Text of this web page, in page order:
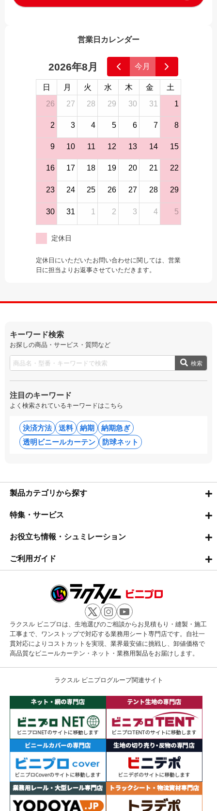
営業日カレンダー
2026年8月 今月
日 月 火 水 木 金
土
26
27 28 29 30 31 1
2 3 4 5 6 7 8
9 10 11 12 13 14 15
16 17 18 19 20 21 22
23 24 25 26 27 28 29
30 31 1 2 3 4 5
定休日
定休日にいただいたお問い合わせに関しては、営業
日に担当よりお返事させていただきます。
キーワード検索
お探しの商品・サービス・質問など
検索
注目のキーワード
よく検索されているキーワードはこちら
決済方法 送料 納期
納期急ぎ
透明ビニールカーテン
防球ネット
製品カテゴリから探す
特集・サービス
お役立ち情報・シュミレーション
ご利用ガイド
ラクスル ビニプロは、生地選びのご相談からお見積もり・縫製・施工
工事まで、ワンストップで対応する業務用シート専門店です。自社一
貫対応によりコストカットを実現、業界最安値に挑戦し、卸値価格で
高品質なビニールカーテン・ネット・業務用製品をお届けします。
ラクスル ビニプログループ関連サイト